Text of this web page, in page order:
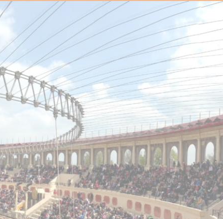
Nous contacter pour la brochure groupe